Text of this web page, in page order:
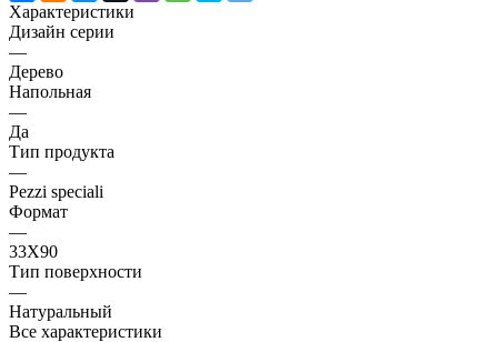
Характеристики
Дизайн серии
—
Дерево
Напольная
—
Да
Тип продукта
—
Pezzi speciali
Формат
—
33X90
Тип поверхности
—
Натуральный
Все характеристики